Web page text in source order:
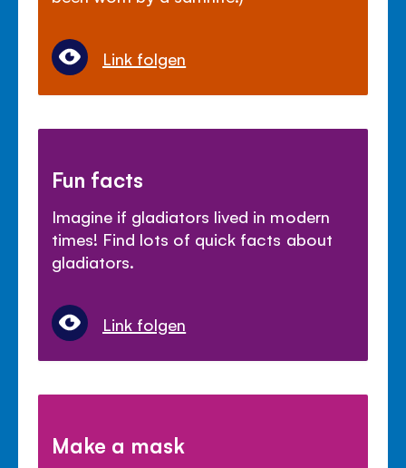
Link folgen
Fun facts
Imagine if gladiators lived in modern
times! Find lots of quick facts about
gladiators.
Link folgen
Make a mask